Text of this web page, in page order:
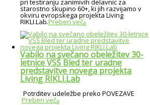
pri testiranju zanimivih delavnic za
starostno skupino 60+, ki jih razvijamo v
okviru evropskega projekta Living
RIKLI.Lab.Preberi več
Vabilo na svečano obeležitev 30-
letnice VSŠ Bled ter uradne
predstavitve novega projekta
Living RIKLI.Lab
Potrditev udeležbe preko POVEZAVE
Preberi več